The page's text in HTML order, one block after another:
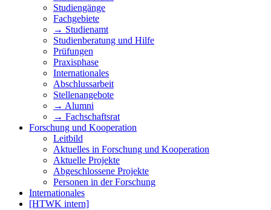
Studiengänge
Fachgebiete
→ Studienamt
Studienberatung und Hilfe
Prüfungen
Praxisphase
Internationales
Abschlussarbeit
Stellenangebote
→ Alumni
→ Fachschaftsrat
Forschung und Kooperation
Leitbild
Aktuelles in Forschung und Kooperation
Aktuelle Projekte
Abgeschlossene Projekte
Personen in der Forschung
Internationales
[HTWK intern]